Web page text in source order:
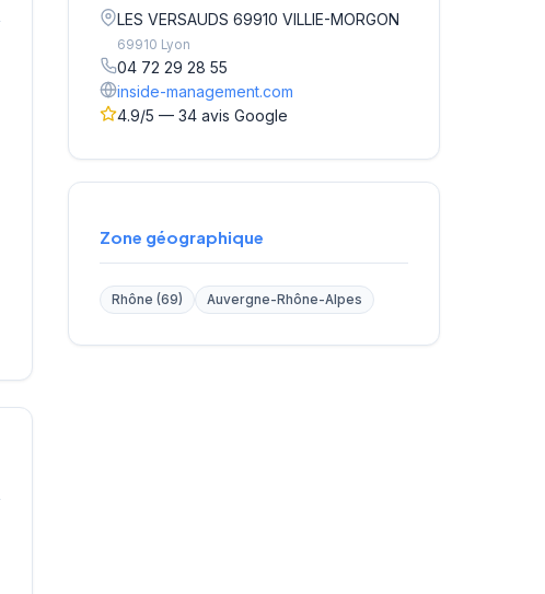
LES VERSAUDS 69910 VILLIE-MORGON
69910 Lyon
04 72 29 28 55
inside-management.com
4.9/5 — 34 avis Google
Zone géographique
Rhône (69) Auvergne-Rhône-Alpes